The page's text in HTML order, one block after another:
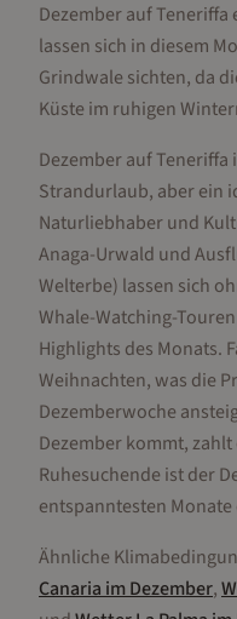
Dezember auf Teneriffa
lassen sich in diesem
Grindwale sichten, da
Küste im ruhigen
Dezember auf
Strandurlaub, aber ein
Naturliebhaber und
Anaga-Urwald und
Welterbe) lassen sich
Whale-Watching-
Highlights des Monats.
Weihnachten, was die
Dezemberwoche
Dezember kommt,
Ruhesuchende ist der
entspanntesten Monate
Ähnliche
Canaria imDezember,